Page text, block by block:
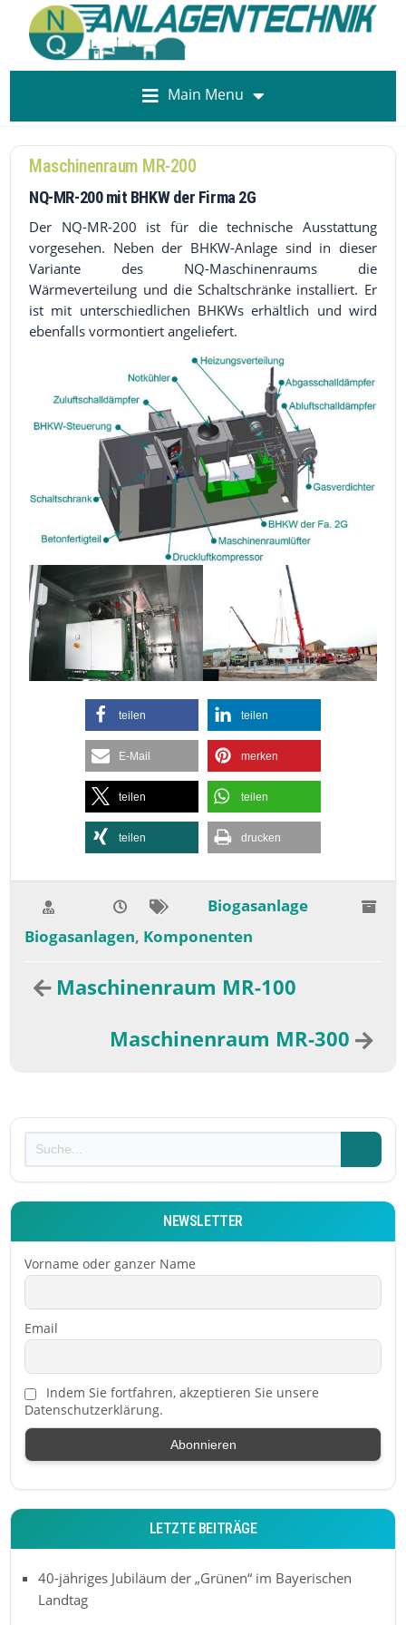
Main Menu
Maschinenraum MR-200
NQ-MR-200 mit BHKW der Firma 2G
Der NQ-MR-200 ist für die technische Ausstattung
vorgesehen. Neben der BHKW-Anlage sind in dieser
Variante des NQ-Maschinenraums die
Wärmeverteilung und die Schaltschränke installiert. Er
ist mit unterschiedlichen BHKWs erhältlich und wird
ebenfalls vormontiert angeliefert.
teilen teilen
E-Mail merken
teilen teilen
teilen drucken
Biogasanlage
Biogasanlagen, Komponenten
Maschinenraum MR-100
Maschinenraum MR-300
NEWSLETTER
Vorname oder ganzer Name
Email
Indem Sie fortfahren, akzeptieren Sie unsere
Datenschutzerklärung.
LETZTE BEITRÄGE
40-jähriges Jubiläum der „Grünen“ im Bayerischen
Landtag